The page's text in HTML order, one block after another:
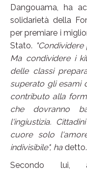
Dangouama, ha
solidarietà della
per premiare i
Stato.
Ma condividere i
delle classi
superato gli esami
contributo alla
che dovranno
l'ingiustizia.
cuore solo
indivisibile", ha detto.
Secondo lui,